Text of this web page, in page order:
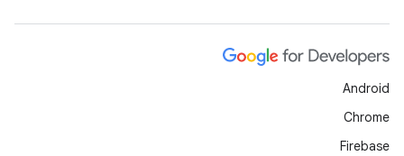
Android
Chrome
Firebase